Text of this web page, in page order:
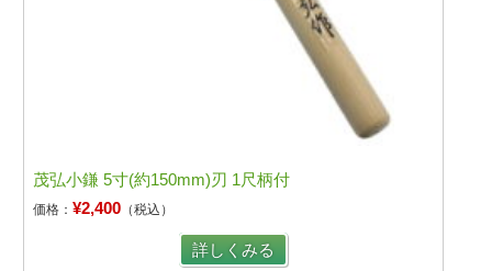
茂弘小鎌 5寸(約150mm)刃 1尺柄付
価格：¥2,400 （税込）
詳しくみる